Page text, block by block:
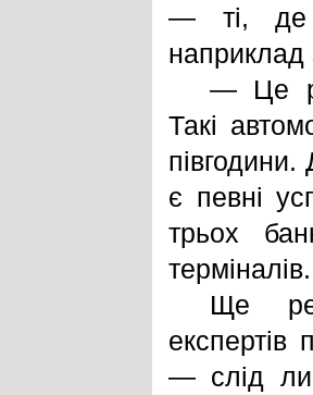
— ті, де
— Це
Такі
півгодини.
є певні
трьох
терміналів.
Ще
— слід